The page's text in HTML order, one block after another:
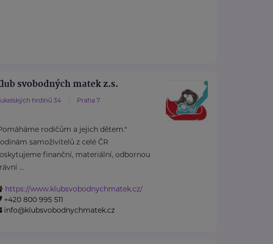
svobodných matek z.s.
hrdinů 34 Praha 7
rodičům a jejich dětem."
samoživitelů z celé ČR
finanční, materiální, odbornou
...
https://www.klubsvobodnychmatek.cz/
+420 800 995 511
info@klubsvobodnychmatek.cz